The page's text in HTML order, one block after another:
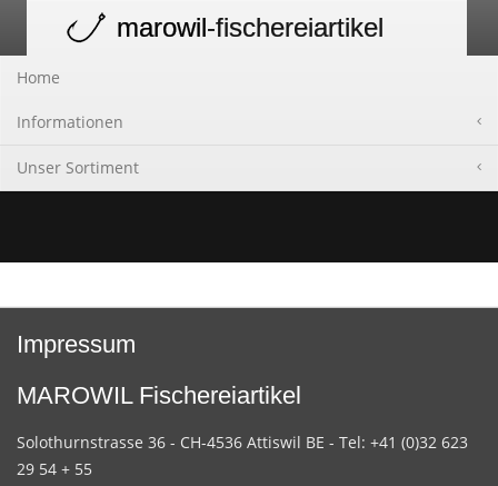
navigation
marowil-fischereiartikel
Home
Informationen
Unser Sortiment
Impressum
MAROWIL Fischereiartikel
Solothurnstrasse 36 - CH-4536 Attiswil BE - Tel: +41 (0)32 623
29 54 + 55